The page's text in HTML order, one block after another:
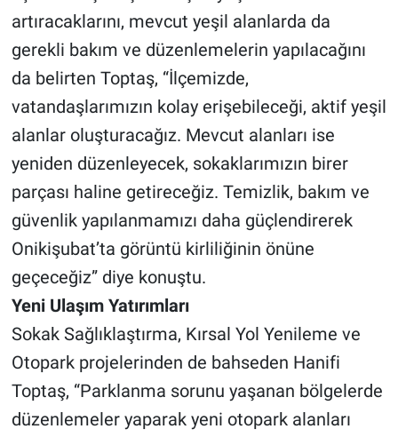
artıracaklarını, mevcut yeşil alanlarda da
gerekli bakım ve düzenlemelerin yapılacağını
da belirten Toptaş, “İlçemizde,
vatandaşlarımızın kolay erişebileceği, aktif yeşil
alanlar oluşturacağız. Mevcut alanları ise
yeniden düzenleyecek, sokaklarımızın birer
parçası haline getireceğiz. Temizlik, bakım ve
güvenlik yapılanmamızı daha güçlendirerek
Onikişubat’ta görüntü kirliliğinin önüne
geçeceğiz” diye konuştu.
Yeni Ulaşım Yatırımları
Sokak Sağlıklaştırma, Kırsal Yol Yenileme ve
Otopark projelerinden de bahseden Hanifi
Toptaş, “Parklanma sorunu yaşanan bölgelerde
düzenlemeler yaparak yeni otopark alanları